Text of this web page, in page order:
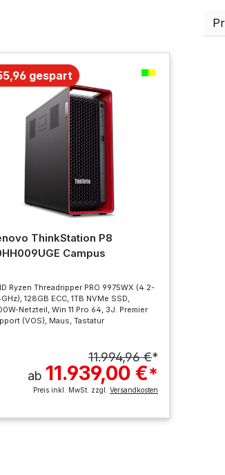
gespart
ThinkStation P8
Campus
Ryzen Threadripper PRO 9975WX (4.2-
128GB ECC, 1TB NVMe SSD,
Netzteil, Win 11 Pro 64, 3J. Premier
(VOS), Maus, Tastatur
11.994,96 €*
ab 11.939,00 €*
Preis inkl. MwSt. zzgl. Versandkosten